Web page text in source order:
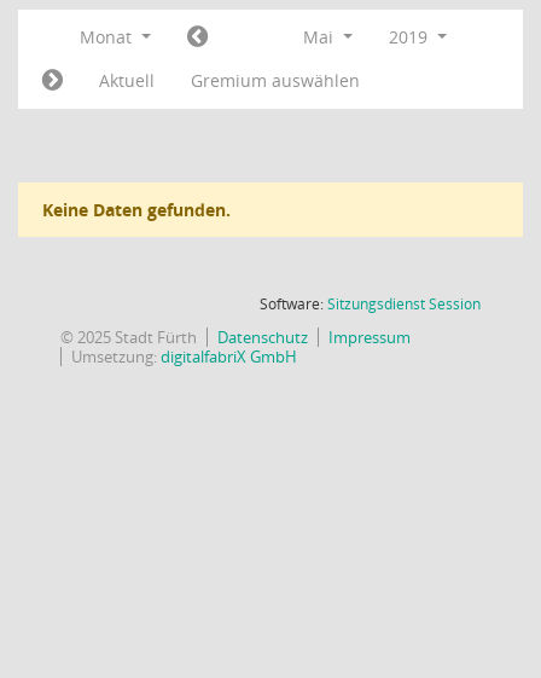
Monat Mai
2019
Aktuell
Gremium auswählen
Keine Daten gefunden.
Software:SitzungsdienstSession(Wird in
© 2025 Stadt Fürth Datenschutz
Impressum
Umsetzung:digitalfabriX GmbH